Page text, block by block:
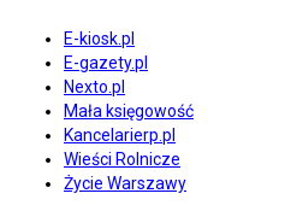
E-kiosk.pl
E-gazety.pl
Nexto.pl
Mała księgowość
Kancelarierp.pl
Wieści Rolnicze
Życie Warszawy